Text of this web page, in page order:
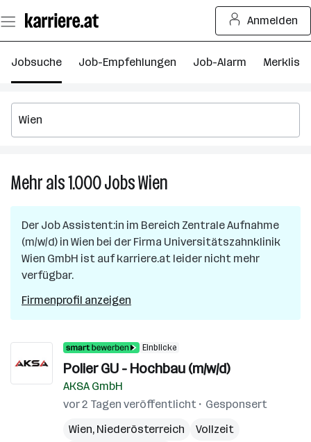
Seiteninhalt
springen
Anmelden
Jobsuche Job-Empfehlungen Job-Alarm Merkliste
Mehr als 1.000JobsWien
Jobs
in
Wien
Der JobAssistent:in im Bereich Zentrale Aufnahme
(m/w/d) in Wien bei der Firma Universitätszahnklinik
Wien GmbH ist auf karriere.at leider nicht mehr
verfügbar.
Firmenprofil anzeigen
Einblicke
Polier GU - Hochbau (m/w/d)
AKSA GmbH
vor 2 Tagen veröffentlicht
Gesponsert
Wien, Niederösterreich
Vollzeit